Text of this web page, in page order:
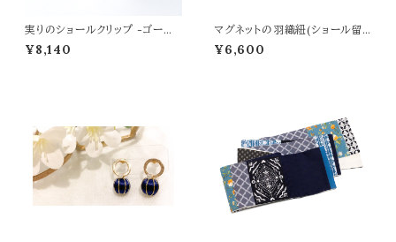
実りのショールクリップ -ゴール
ドベージュ-
¥8,140
マグネットの羽織紐(ショール留
め) -紫紺-
¥6,600